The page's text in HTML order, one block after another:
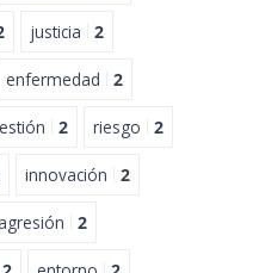
justicia 2
enfermedad 2
2 riesgo 2
innovación 2
agresión 2